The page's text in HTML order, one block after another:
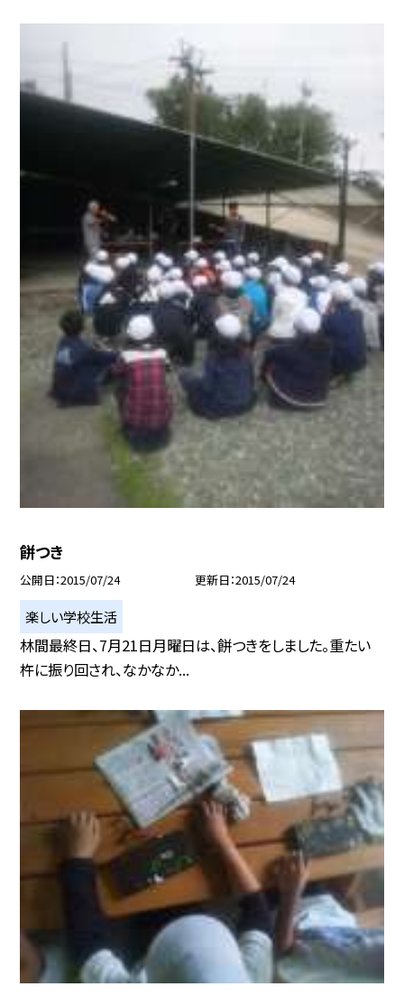
餅つき
公開日 2015/07/24 更新日 2015/07/24
楽しい学校生活
林間最終日、7月21日月曜日は、餅つきをしました。重たい
杵に振り回され、なかなか...